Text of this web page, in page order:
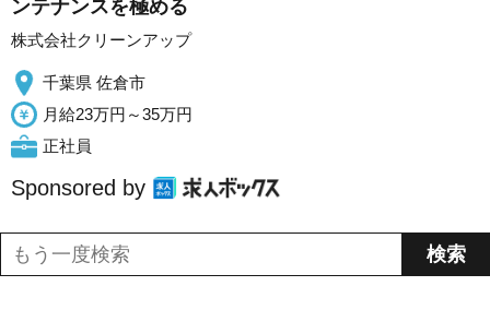
ンテナンスを極める
株式会社クリーンアップ
千葉県 佐倉市
月給23万円～35万円
正社員
Sponsored by